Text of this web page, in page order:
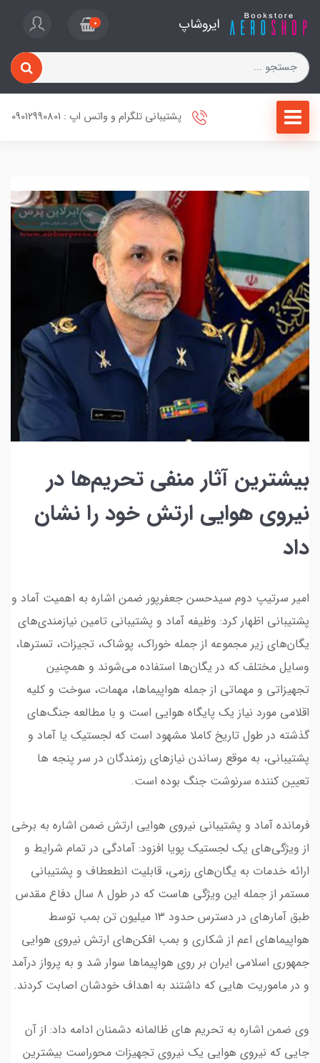
ایروشاپ 0
پشتیبانی تلگرام و واتس اپ : 09012990801
بیشترین آثار منفی تحریم‌ها در
نیروی هوایی ارتش خود را نشان
داد
امیر سرتیپ دوم سیدحسن جعفرپور ضمن اشاره به اهمیت آماد و
پشتیبانی اظهار کرد: وظیفه آماد و پشتیبانی تامین نیازمندی‌های
یگان‌های زیر مجموعه از جمله خوراک، پوشاک، تجیزات، تسترها،
وسایل مختلف که در یگان‌ها استفاده می‌شوند و همچنین
تجهیزاتی و مهماتی از جمله هواپیماها، مهمات، سوخت و کلیه
اقلامی مورد نیاز یک پایگاه هوایی است و با مطالعه جنگ‌های
گذشته در طول تاریخ کاملا مشهود است که لجستیک یا آماد و
پشتیبانی، به موقع رساندن نیازهای رزمندگان در سر پنجه ها
تعیین کننده سرنوشت جنگ بوده است.
فرمانده آماد و پشتیبانی نیروی هوایی ارتش ضمن اشاره به برخی
از ویژگی‌های یک لجستیک پویا افزود: آمادگی در تمام شرایط و
ارائه خدمات به یگان‌های رزمی، قابلیت انطعطاف و پشتیبانی
مستمر از جمله این ویژگی هاست که در طول ۸ سال دفاع مقدس
طبق آمارهای در دسترس حدود ۱۳ میلیون تن بمب توسط
هواپیماهای اعم از شکاری و بمب افکن‌های ارتش نیروی هوایی
جمهوری اسلامی ایران بر روی هواپیماها سوار شد و به پرواز درآمد
و در ماموریت هایی که داشتند به اهداف خودشان اصابت کردند.
وی ضمن اشاره به تحریم های ظالمانه دشمنان ادامه داد: از آن
جایی که نیروی هوایی یک نیروی تجهیزات محوراست بیشترین